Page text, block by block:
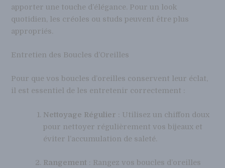
apporter une touche d’élégance. Pour un look
quotidien, les créoles ou studs peuvent être plus
appropriés.
Entretien des Boucles d’Oreilles
Pour que vos boucles d’oreilles conservent leur éclat,
il est essentiel de les entretenir correctement :
Nettoyage Régulier : Utilisez un chiffon doux
pour nettoyer régulièrement vos bijeaux et
éviter l’accumulation de saleté.
Rangement : Rangez vos boucles d’oreilles